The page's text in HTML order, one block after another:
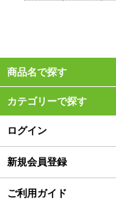
商品名で探す
カテゴリーで探す
ログイン
新規会員登録
ご利用ガイド